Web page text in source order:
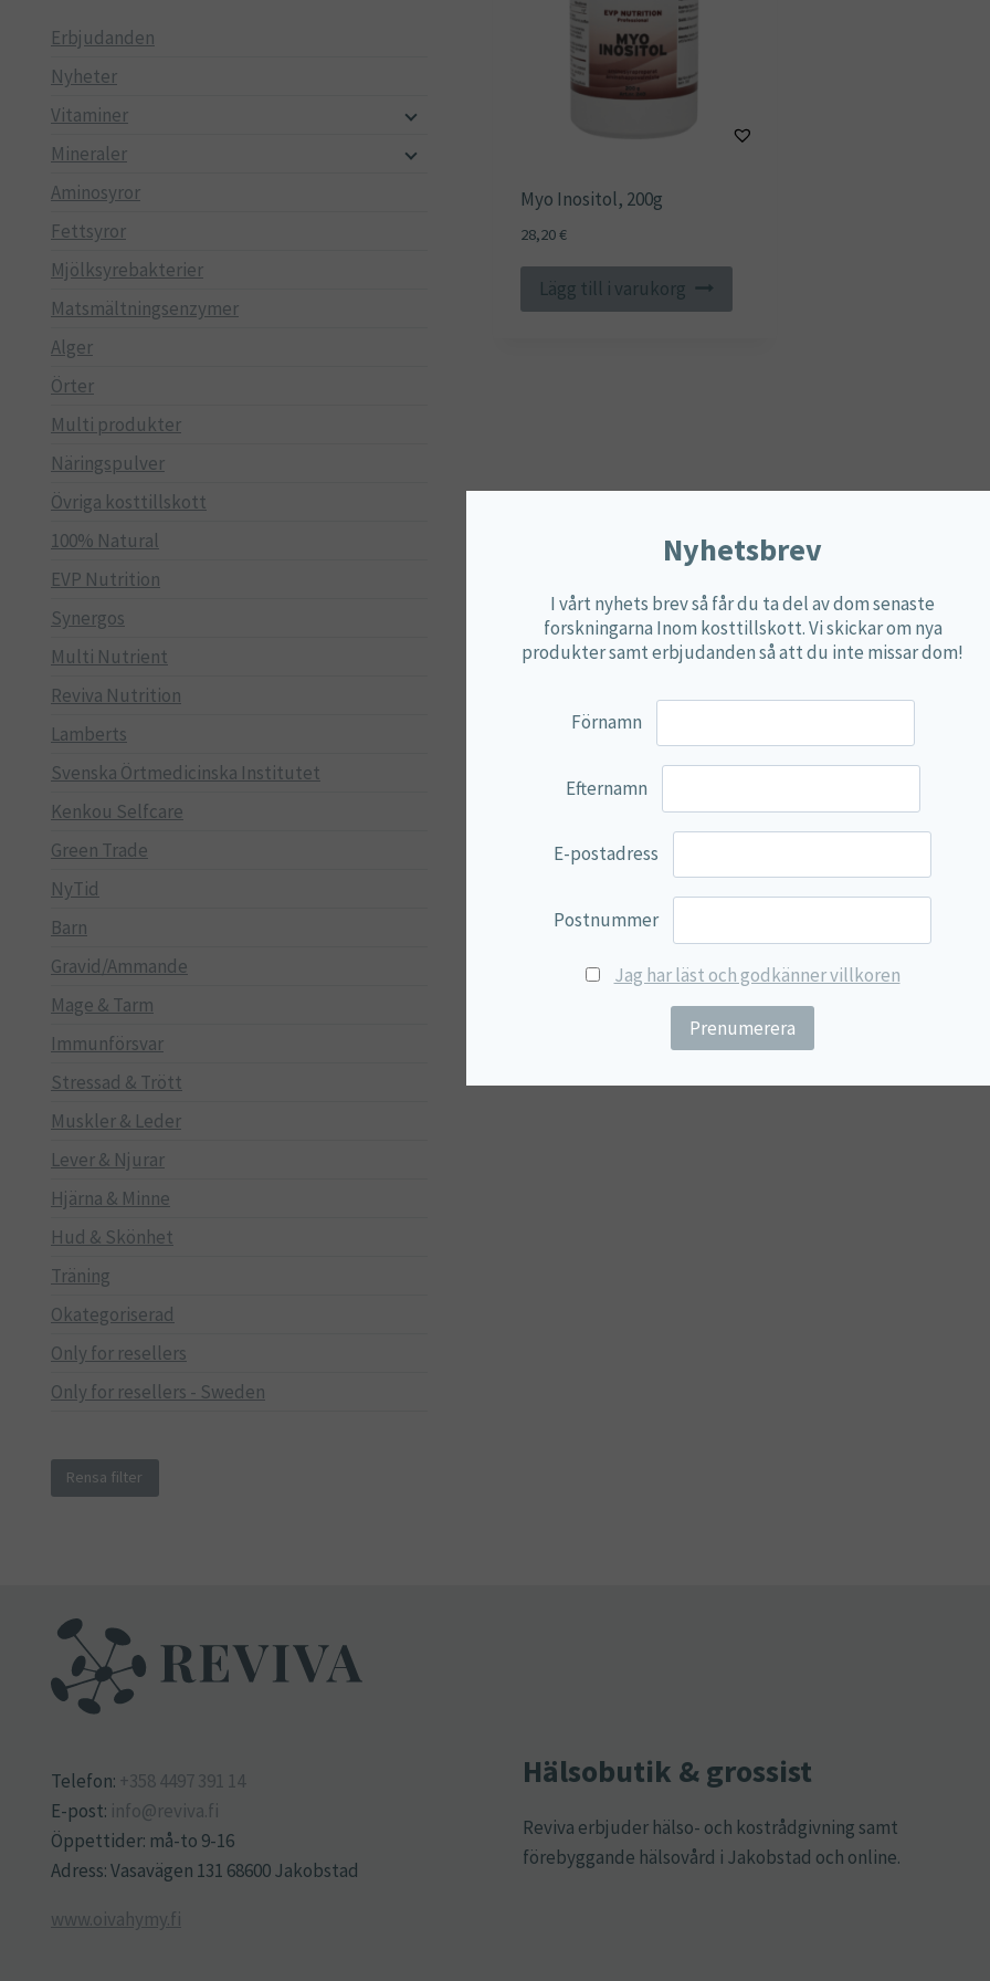
Myo Inositol, 200g
28,20€
Lägg till i varukorg
Erbjudanden
Nyheter
Vitaminer
Mineraler
Aminosyror
Fettsyror
Mjölksyrebakterier
Matsmältningsenzymer
Alger
Örter
Multi produkter
Näringspulver
Övriga kosttillskott
100% Natural
EVP Nutrition
Synergos
Multi Nutrient
Reviva Nutrition
Lamberts
Svenska Örtmedicinska Institutet
Kenkou Selfcare
Green Trade
NyTid
Barn
Gravid/Ammande
Mage & Tarm
Immunförsvar
Stressad & Trött
Muskler & Leder
Lever & Njurar
Hjärna & Minne
Hud & Skönhet
Träning
Okategoriserad
Only for resellers
Only for resellers - Sweden
Rensa filter
Telefon: +358 4497 391 14
E-post: info@reviva.fi
Öppettider: må-to 9-16
Adress: Vasavägen 131 68600 Jakobstad
www.oivahymy.fi
Hälsobutik & grossist
Reviva erbjuder hälso- och kostrådgivning samt
förebyggande hälsovård i Jakobstad och online.
Nyhetsbrev
I vårt nyhets brev så får du ta del av dom senaste
forskningarna Inom kosttillskott. Vi skickar om nya
produkter samt erbjudanden så att du inte missar dom!
Förnamn
Efternamn
E-postadress
Postnummer
Jag har läst och godkänner villkoren